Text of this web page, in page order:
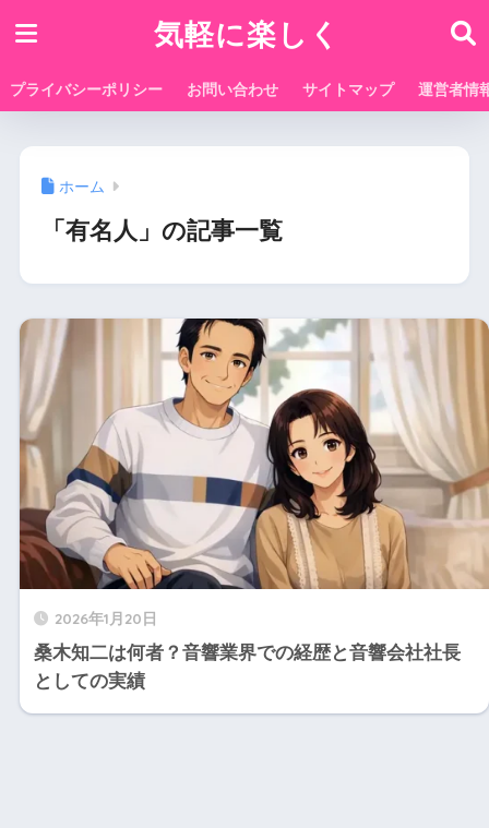
気軽に楽しく
プライバシーポリシー お問い合わせ サイトマップ 運営者情
ホーム
「有名人」の記事一覧
2026年1月20日
桑木知二は何者？音響業界での経歴と音響会社社長
としての実績